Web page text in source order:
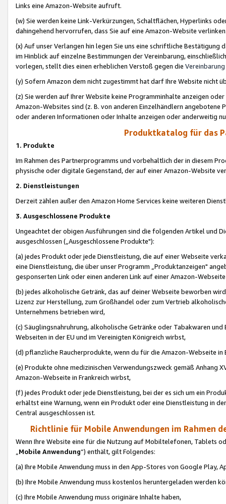
Links eine Amazon-Website aufruft.
(w) Sie werden keine Link-Verkürzungen, Schaltflächen, Hyperlinks
dahingehend hervorrufen, dass Sie auf eine Amazon-Website
(x) Auf unser Verlangen hin legen Sie uns eine schriftliche
im Hinblick auf einzelne Bestimmungen der Vereinbarung,
vorlegen, stellt dies einen erheblichen Verstoß gegen die Vereinbarung
(y) Sofern Amazon dem nicht zugestimmt hat darf Ihre Website nicht
(z) Sie werden auf Ihrer Website keine Programminhalte anzeigen
Amazon-Websites sind (z. B. von anderen Einzelhändlern
oder anderen Informationen oder Inhalte anzeigen oder anderweitig
Produktkatalog für das
1. Produkte
Im Rahmen des Partnerprogramms und vorbehaltlich der in diesem
physische oder digitale Gegenstand, der auf einer Amazon-Website
2. Dienstleistungen
Derzeit zählen außer den Amazon Home Services keine weiteren
3. Ausgeschlossene Produkte
Ungeachtet der obigen Ausführungen sind die folgenden Artikel und
ausgeschlossen („Ausgeschlossene Produkte"):
(a) jedes Produkt oder jede Dienstleistung, die auf einer Webseite
eine Dienstleistung, die über unser Programm „Produktanzeigen"
gesponserten Link oder einen anderen Link auf einer Amazon-
(b) jedes alkoholische Getränk, das auf deiner Webseite beworben
Lizenz zur Herstellung, zum Großhandel oder zum Vertrieb
Unternehmens betrieben wird,
(c) Säuglingsnahruhrung, alkoholische Getränke oder Tabakwaren
Webseiten in der EU und im Vereinigten Königreich wirbst,
(d) pflanzliche Raucherprodukte, wenn du für die Amazon-Webseite in
(e) Produkte ohne medizinischen Verwendungszweck gemäß Anhang
Amazon-Webseite in Frankreich wirbst,
(f) jedes Produkt oder jede Dienstleistung, bei der es sich um ein
erhältst eine Warnung, wenn ein Produkt oder eine Dienstleistung in
Central ausgeschlossen ist.
Richtlinie für Mobile Anwendungen im Rahmen
Wenn Ihre Website eine für die Nutzung auf Mobiltelefonen, Tablets
„Mobile Anwendung“) enthält, gilt Folgendes:
(a) Ihre Mobile Anwendung muss in den App-Stores von Google Play,
(b) Ihre Mobile Anwendung muss kostenlos heruntergeladen werden
(c) Ihre Mobile Anwendung muss originäre Inhalte haben,